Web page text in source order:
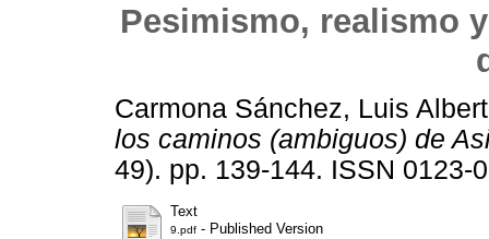
Pesimismo, realismo
Carmona Sánchez, Luis
los caminos (ambiguos) de
49). pp. 139-144. ISSN 0123-
Text
9.pdf - Published Version